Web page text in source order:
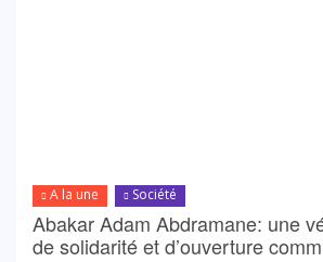
A la une Société
Abakar Adam Abdramane: une
de solidarité et d’ouverture